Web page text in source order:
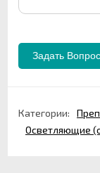
Категории:
Осветляющие